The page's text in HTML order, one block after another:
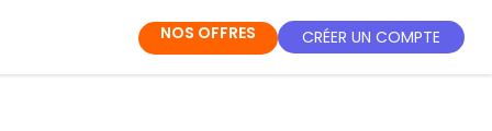
NOS OFFRES CRÉER UN COMPTE